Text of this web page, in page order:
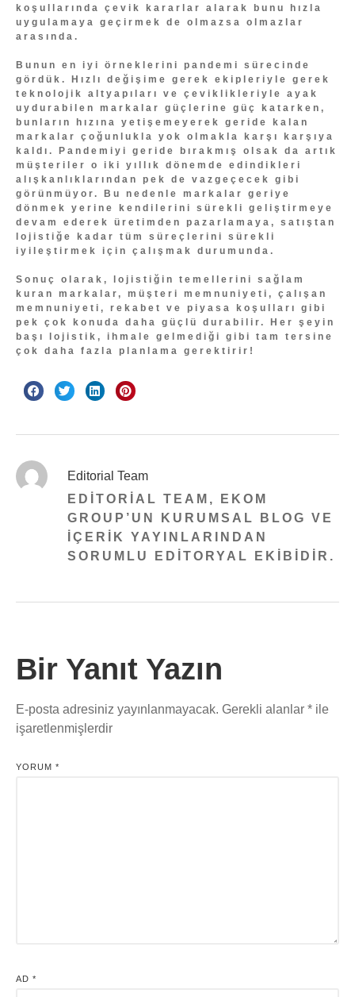
koşullarında çevik kararlar alarak bunu hızla
uygulamaya geçirmek de olmazsa olmazlar
arasında.
Bunun en iyi örneklerini pandemi sürecinde
gördük. Hızlı değişime gerek ekipleriyle gerek
teknolojik altyapıları ve çeviklikleriyle ayak
uydurabilen markalar güçlerine güç katarken,
bunların hızına yetişemeyerek geride kalan
markalar çoğunlukla yok olmakla karşı karşıya
kaldı. Pandemiyi geride bırakmış olsak da artık
müşteriler o iki yıllık dönemde edindikleri
alışkanlıklarından pek de vazgeçecek gibi
görünmüyor. Bu nedenle markalar geriye
dönmek yerine kendilerini sürekli geliştirmeye
devam ederek üretimden pazarlamaya, satıştan
lojistiğe kadar tüm süreçlerini sürekli
iyileştirmek için çalışmak durumunda.
Sonuç olarak, lojistiğin temellerini sağlam
kuran markalar, müşteri memnuniyeti, çalışan
memnuniyeti, rekabet ve piyasa koşulları gibi
pek çok konuda daha güçlü durabilir. Her şeyin
başı lojistik, ihmale gelmediği gibi tam tersine
çok daha fazla planlama gerektirir!
Editorial Team
EDITORIAL TEAM, EKOM
GROUP’UN KURUMSAL BLOG VE
IÇERIK YAYINLARINDAN
SORUMLU EDITORYAL EKIBIDIR.
Bir Yanıt Yazın
E-posta adresiniz yayınlanmayacak. Gerekli alanlar * ile
işaretlenmişlerdir
YORUM *
AD *